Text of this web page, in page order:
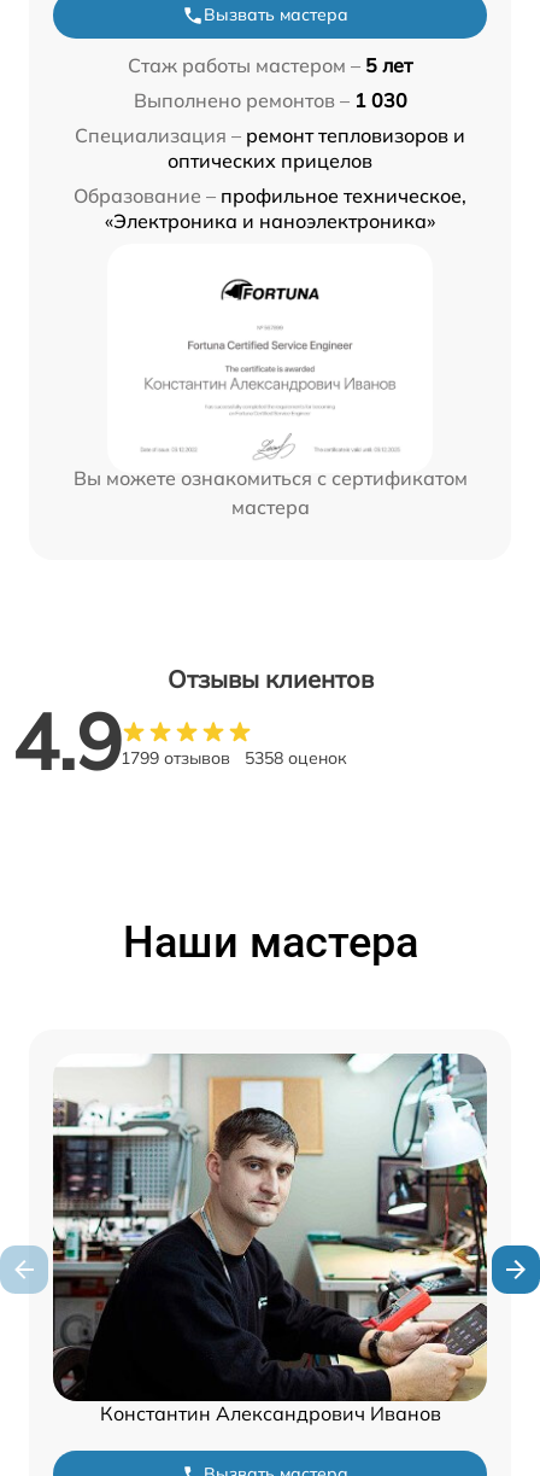
Вызвать мастера
Стаж работы мастером – 5 лет
Выполнено ремонтов – 1 030
Специализация – ремонт тепловизоров и
оптических прицелов
Образование – профильное техническое,
«Электроника и наноэлектроника»
Вы можете ознакомиться с сертификатом
мастера
Отзывы клиентов
4.91799 отзывов 5358 оценок
Наши мастера
Константин Александрович Иванов